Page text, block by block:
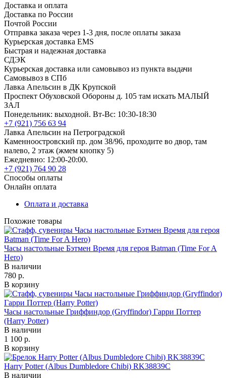
Доставка и оплата
Доставка по России
Почтой России
Отправка заказа через 1-3 дня, после оплаты заказа
Курьерская доставка EMS
Быстрая и надежная доставка
СДЭК
Курьерская доставка или самовывоз из пункта выдачи
Самовывоз в СПб
Лавка Апельсин в ДК Крупской
Проспект Обуховской Обороны д. 105 там искать МАЛЫЙ
ЗАЛ
Понедельник: выходной. Вт-Вс: 10:30-18:30
+7 (921) 756 63 94
Лавка Апельсин на Петроградской
Каменноостровский пр. дом 38/96, проходите во двор, там
налево, 2 этаж (жмем кнопку 5)
Ежедневно: 12:00-20:00.
+7 (921) 764 90 28
Способы оплаты
Онлайн оплата
Оплата и доставка
Похожие товары
Часы настольные Бэтмен Время для героя Batman (Time For A
Hero)
В наличии
780 р.
В корзину
Часы настольные Гриффиндор (Gryffindor) Гарри Поттер
(Harry Potter)
В наличии
1 100 р.
В корзину
Harry Potter (Albus Dumbledore Chibi) RK38839C
В наличии